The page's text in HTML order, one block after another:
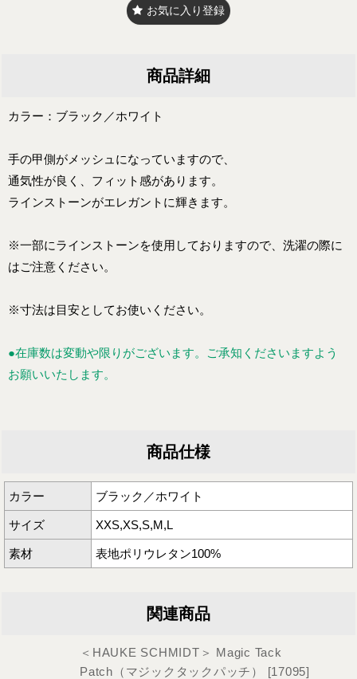
お気に入り登録
商品詳細
カラー：ブラック／ホワイト
手の甲側がメッシュになっていますので、
通気性が良く、フィット感があります。
ラインストーンがエレガントに輝きます。
※一部にラインストーンを使用しておりますので、洗濯の際に
はご注意ください。
※寸法は目安としてお使いください。
●在庫数は変動や限りがございます。ご承知くださいますよう
お願いいたします。
商品仕様
カラー ブラック／ホワイト
サイズ XXS,XS,S,M,L
素材 表地ポリウレタン100%
関連商品
＜HAUKE SCHMIDT＞ Magic Tack
Patch（マジックタックパッチ）
[17095]